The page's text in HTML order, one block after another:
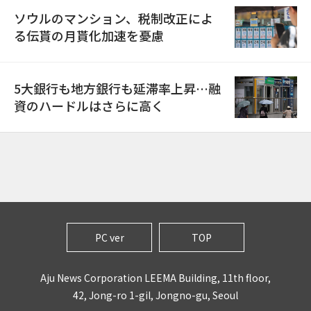
ソウルのマンション、税制改正によ
る伝貰の月貰化加速を憂慮
5大銀行も地方銀行も延滞率上昇…融
資のハードルはさらに高く
PC ver TOP
Aju News Corporation LEEMA Building, 11th floor,
42, Jong-ro 1-gil, Jongno-gu, Seoul